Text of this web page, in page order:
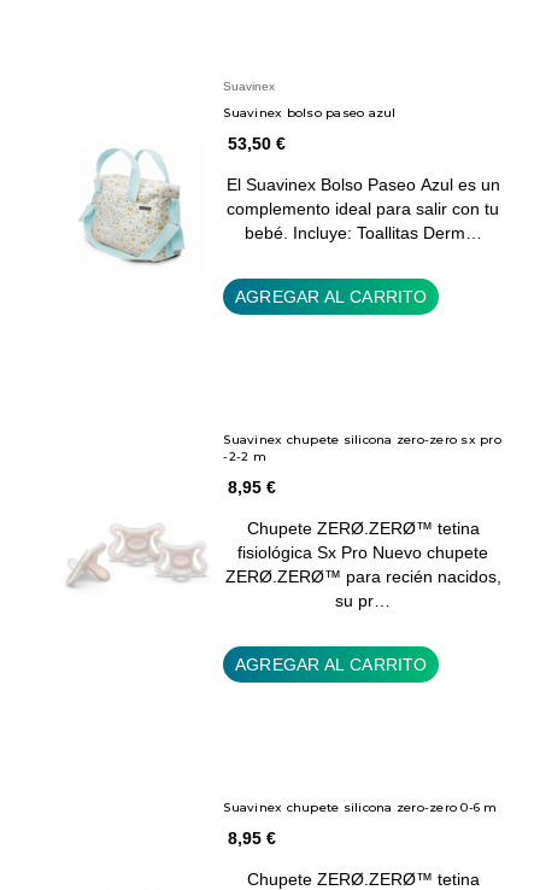
Suavinex
Suavinex bolso paseo azul
53,50 €
El Suavinex Bolso Paseo Azul es un
complemento ideal para salir con tu
bebé. Incluye: Toallitas Derm…
AGREGAR AL CARRITO
Suavinex chupete silicona zero-zero sx pro
-2-2 m
8,95 €
Chupete ZERØ.ZERØ™ tetina
fisiológica Sx Pro Nuevo chupete
ZERØ.ZERØ™ para recién nacidos,
su pr…
AGREGAR AL CARRITO
Suavinex chupete silicona zero-zero 0-6 m
8,95 €
Chupete ZERØ.ZERØ™ tetina